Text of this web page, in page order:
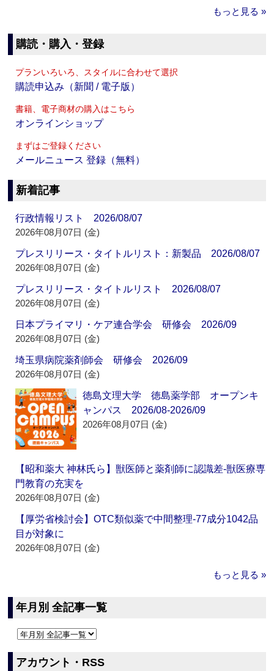
もっと見る »
購読・購入・登録
プランいろいろ、スタイルに合わせて選択
購読申込み（新聞 / 電子版）
書籍、電子商材の購入はこちら
オンラインショップ
まずはご登録ください
メールニュース 登録（無料）
新着記事
行政情報リスト 2026/08/07
2026年08月07日 (金)
プレスリリース・タイトルリスト：新製品 2026/08/07
2026年08月07日 (金)
プレスリリース・タイトルリスト 2026/08/07
2026年08月07日 (金)
日本プライマリ・ケア連合学会 研修会 2026/09
2026年08月07日 (金)
埼玉県病院薬剤師会 研修会 2026/09
2026年08月07日 (金)
徳島文理大学 徳島薬学部 オープンキ
ャンパス 2026/08-2026/09
2026年08月07日 (金)
【昭和薬大 神林氏ら】獣医師と薬剤師に認識差‐獣医療専
門教育の充実を
2026年08月07日 (金)
【厚労省検討会】OTC類似薬で中間整理‐77成分1042品
目が対象に
2026年08月07日 (金)
もっと見る »
年月別 全記事一覧
アカウント・RSS